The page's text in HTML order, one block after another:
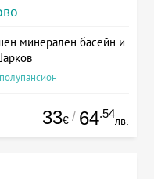
минерален басейн и
33€ / 64.54
лв.